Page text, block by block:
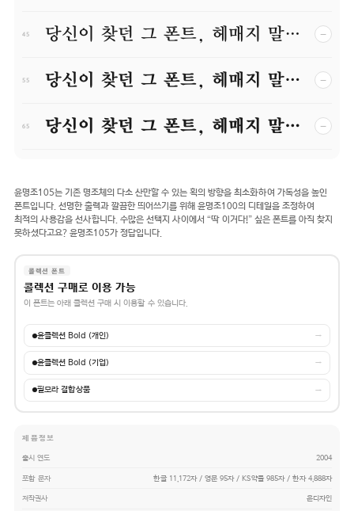
45 당신이 찾던 그 폰트, 헤매지 말고 바로 폰코! −
55 당신이 찾던 그 폰트, 헤매지 말고 바로 폰코! −
65 당신이 찾던 그 폰트, 헤매지 말고 바로 폰코! −
윤명조105는 기존 명조체의 다소 산만할 수 있는 획의 방향을 최소화하여 가독성을 높인
폰트입니다. 선명한 출력과 깔끔한 띄어쓰기를 위해 윤명조100의 디테일을 조정하여
최적의 사용감을 선사합니다. 수많은 선택지 사이에서 “딱 이거다!” 싶은 폰트를 아직 찾지
못하셨다고요? 윤명조105가 정답입니다.
콜렉션 폰트
콜렉션 구매로 이용 가능
이 폰트는 아래 콜렉션 구매 시 이용할 수 있습니다.
윤콜렉션 Bold (개인) →
윤콜렉션 Bold (기업) →
필모라 결합상품 →
제품정보
출시 연도 2004
포함 문자 한글 11,172자 / 영문 95자 / KS약물 985자 / 한자 4,888자
저작권사 윤디자인